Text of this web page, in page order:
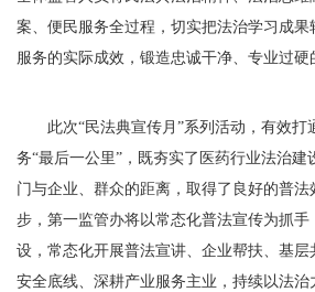
案、便民服务全过程，切实把法治学习成果
服务的实际成效，锻造忠诚干净、专业过硬
此次“民法典宣传月”系列活动，有效打
务“最后一公里”，既夯实了医药行业法治建
门与企业、群众的距离，取得了良好的普
步，第一监管办将以常态化普法宣传为抓手
设，常态化开展普法宣讲、企业帮扶、基层
安全底线、深耕产业服务主业，持续以法